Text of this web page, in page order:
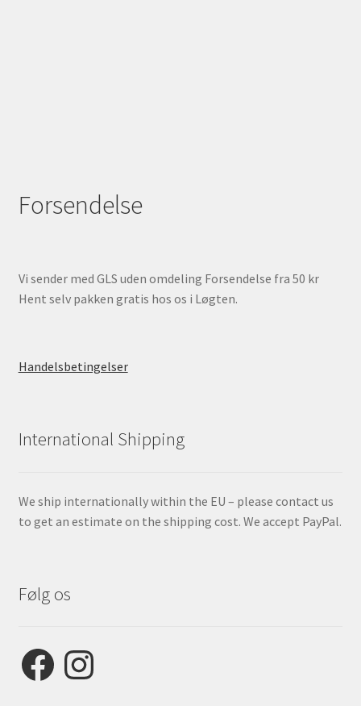
Forsendelse
Vi sender med GLS uden omdeling Forsendelse fra 50 kr
Hent selv pakken gratis hos os i Løgten.
Handelsbetingelser
International Shipping
We ship internationally within the EU – please contact us
to get an estimate on the shipping cost. We accept PayPal.
Følg os
FacebookInstagram